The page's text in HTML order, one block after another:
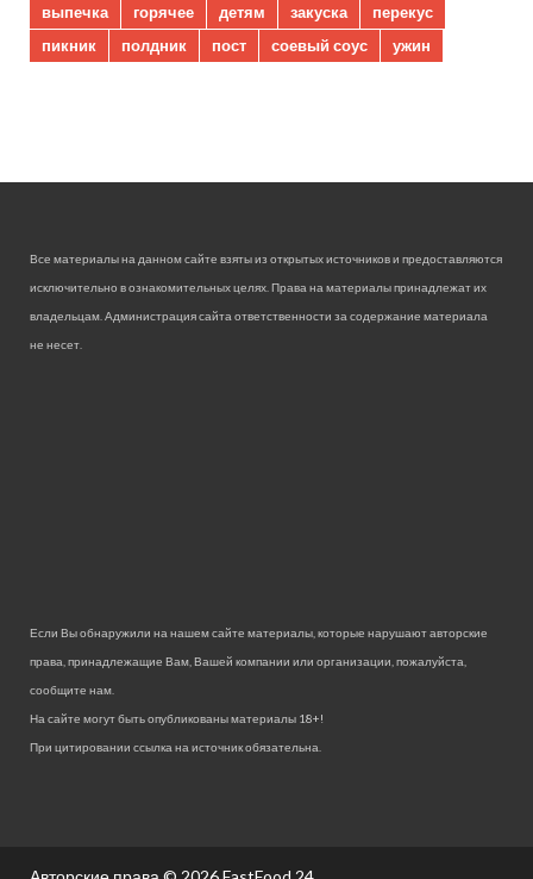
выпечка
горячее детям закуска
перекус
пикник
полдник пост соевый соус ужин
Все материалы на данном сайте взяты из открытых источников и предоставляются
исключительно в ознакомительных целях. Права на материалы принадлежат их
владельцам. Администрация сайта ответственности за содержание материала
не несет.
Если Вы обнаружили на нашем сайте материалы, которые нарушают авторские
права, принадлежащие Вам, Вашей компании или организации, пожалуйста,
сообщите нам.
На сайте могут быть опубликованы материалы 18+!
При цитировании ссылка на источник обязательна.